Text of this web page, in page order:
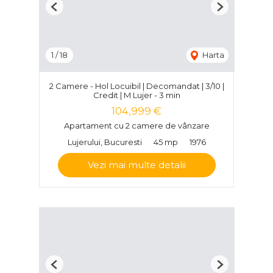
1 /18 Harta
Previous Next
2 Camere - Hol Locuibil | Decomandat | 3/10 |
Credit | M Lujer - 3 min
104,999 €
Apartament cu 2 camere de vânzare
Lujerului, Bucuresti
45 mp 1976
Vezi mai multe detalii
Previous Next